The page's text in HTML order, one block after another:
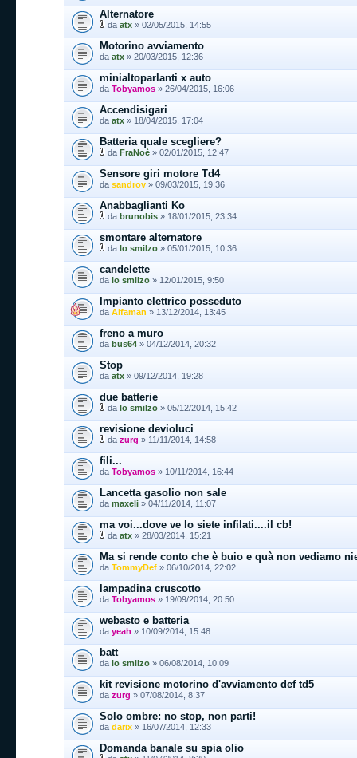
Alternatore
da atx » 02/05/2015, 14:55
Motorino avviamento
da atx » 20/03/2015, 12:36
minialtoparlanti x auto
da Tobyamos » 26/04/2015, 16:06
Accendisigari
da atx » 18/04/2015, 17:04
Batteria quale scegliere?
da FraNoè » 02/01/2015, 12:47
Sensore giri motore Td4
da sandrov » 09/03/2015, 19:36
Anabbaglianti Ko
da brunobis » 18/01/2015, 23:34
smontare alternatore
da lo smilzo » 05/01/2015, 10:36
candelette
da lo smilzo » 12/01/2015, 9:50
Impianto elettrico posseduto
da Alfaman » 13/12/2014, 13:45
freno a muro
da bus64 » 04/12/2014, 20:32
Stop
da atx » 09/12/2014, 19:28
due batterie
da lo smilzo » 05/12/2014, 15:42
revisione devioluci
da zurg » 11/11/2014, 14:58
fili...
da Tobyamos » 10/11/2014, 16:44
Lancetta gasolio non sale
da maxeli » 04/11/2014, 11:07
ma voi...dove ve lo siete infilati....il cb!
da atx » 28/03/2014, 15:21
Ma si rende conto che è buio e quà non vediamo
da TommyDef » 06/10/2014, 22:02
lampadina cruscotto
da Tobyamos » 19/09/2014, 20:50
webasto e batteria
da yeah » 10/09/2014, 15:48
batt
da lo smilzo » 06/08/2014, 10:09
kit revisione motorino d'avviamento def td5
da zurg » 07/08/2014, 8:37
Solo ombre: no stop, non parti!
da darix » 16/07/2014, 12:33
Domanda banale su spia olio